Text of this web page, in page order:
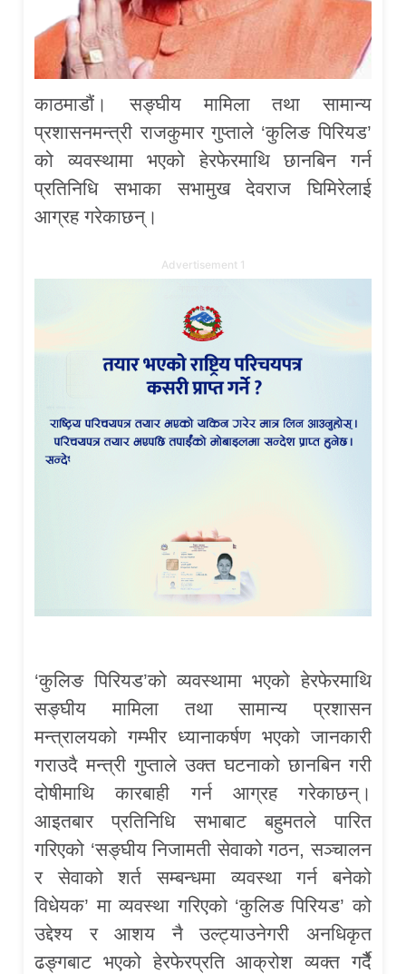
काठमाडौं। सङ्घीय मामिला तथा सामान्य
प्रशासनमन्त्री राजकुमार गुप्ताले ‘कुलिङ पिरियड’
को व्यवस्थामा भएको हेरफेरमाथि छानबिन गर्न
प्रतिनिधि सभाका सभामुख देवराज घिमिरेलाई
आग्रह गरेकाछन्।
Advertisement 1
‘कुलिङ पिरियड’को व्यवस्थामा भएको हेरफेरमाथि
सङ्घीय मामिला तथा सामान्य प्रशासन
मन्त्रालयको गम्भीर ध्यानाकर्षण भएको जानकारी
गराउदै मन्त्री गुप्ताले उक्त घटनाको छानबिन गरी
दोषीमाथि कारबाही गर्न आग्रह गरेकाछन्।
आइतबार प्रतिनिधि सभाबाट बहुमतले पारित
गरिएको ‘सङ्घीय निजामती सेवाको गठन, सञ्चालन
र सेवाको शर्त सम्बन्धमा व्यवस्था गर्न बनेको
विधेयक’ मा व्यवस्था गरिएको ‘कुलिङ पिरियड’ को
उद्देश्य र आशय नै उल्ट्याउनेगरी अनधिकृत
ढङ्गबाट भएको हेरफेरप्रति आक्रोश व्यक्त गर्दैै